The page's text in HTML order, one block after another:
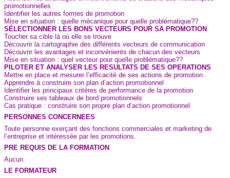
promotionnelles
Identifier les autres formes de promotion
Mise en situation : quelle mécanique pour quelle problématique??
SÉLECTIONNER LES BONS VECTEURS POUR SA PROMOTION
Toucher sa cible là où elle se trouve
Découvrir la cartographie des différents vecteurs de communication
Découvrir les avantages et inconvénients de chacun des vecteurs
Mise en situation : quel vecteur pour quelle problématique??
PILOTER ET ANALYSER LES RESULTATS DE SES OPERATIONS
Mettre en place et mesurer l’efficacité de ses actions de promotion
Apprendre à construire son plan d’action promotionnel
Identifier les principaux critères de performance de la promotion
Construire ses tableaux de bord promotionnels
Cas pratique : construire son propre plan d’action promotionnel
PERSONNES CONCERNEES
Toute personne exerçant des fonctions commerciales et marketing de
l’entreprise et intéressée par les promotions.
PRE REQUIS DE LA FORMATION
Aucun.
LE FORMATEUR